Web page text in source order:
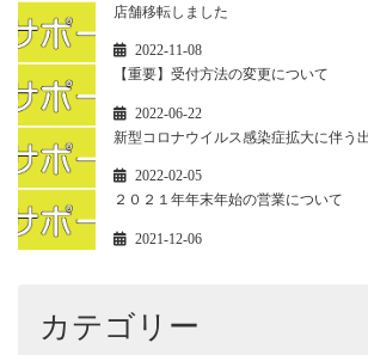
店舗移転しました
2022-11-08
【重要】受付方法の変更について
2022-06-22
新型コロナウイルス感染症拡大に伴う
2022-02-05
２０２１年年末年始の営業について
2021-12-06
カテゴリー